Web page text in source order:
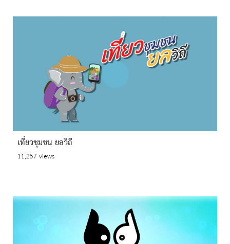
เที่ยวชุมชน ยลวิถี
11,257 views